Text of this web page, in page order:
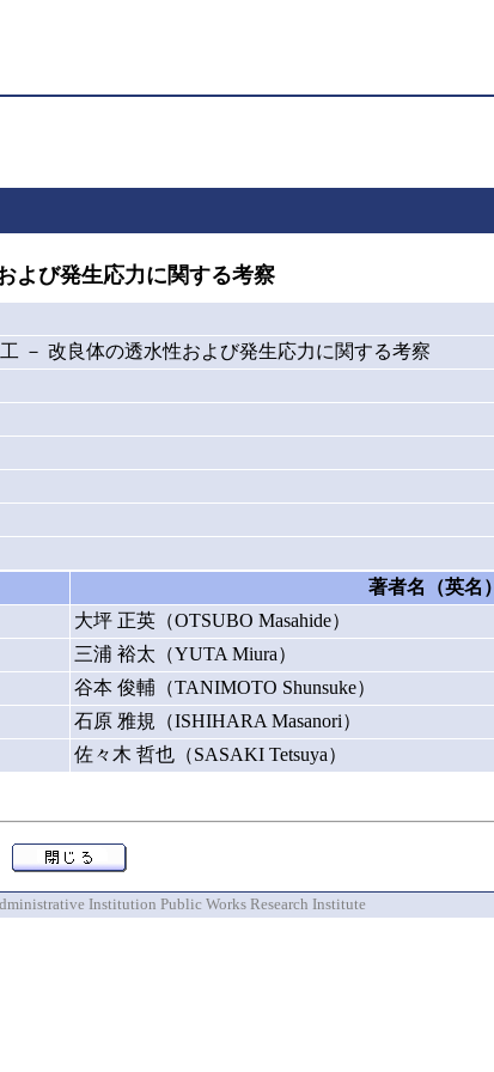
よび発生応力に関する考察
－ 改良体の透水性および発生応力に関する考察
著者名（英名）
大坪 正英（OTSUBO Masahide）
三浦 裕太（YUTA Miura）
谷本 俊輔（TANIMOTO Shunsuke）
石原 雅規（ISHIHARA Masanori）
佐々木 哲也（SASAKI Tetsuya）
Institution Public Works Research Institute